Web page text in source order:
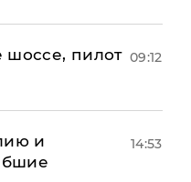
шоссе, пилот 09:12
и
14:53